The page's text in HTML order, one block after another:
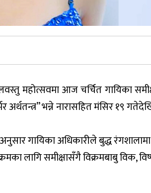
महोत्सवमा आज चर्चित गायिका
अर्थतन्त्र” भन्ने नारासहित मंसिर १९
गायिका अधिकारीले बुद्ध रंगशालामा
लागि समीक्षासँगै विक्रमबाबु विक,